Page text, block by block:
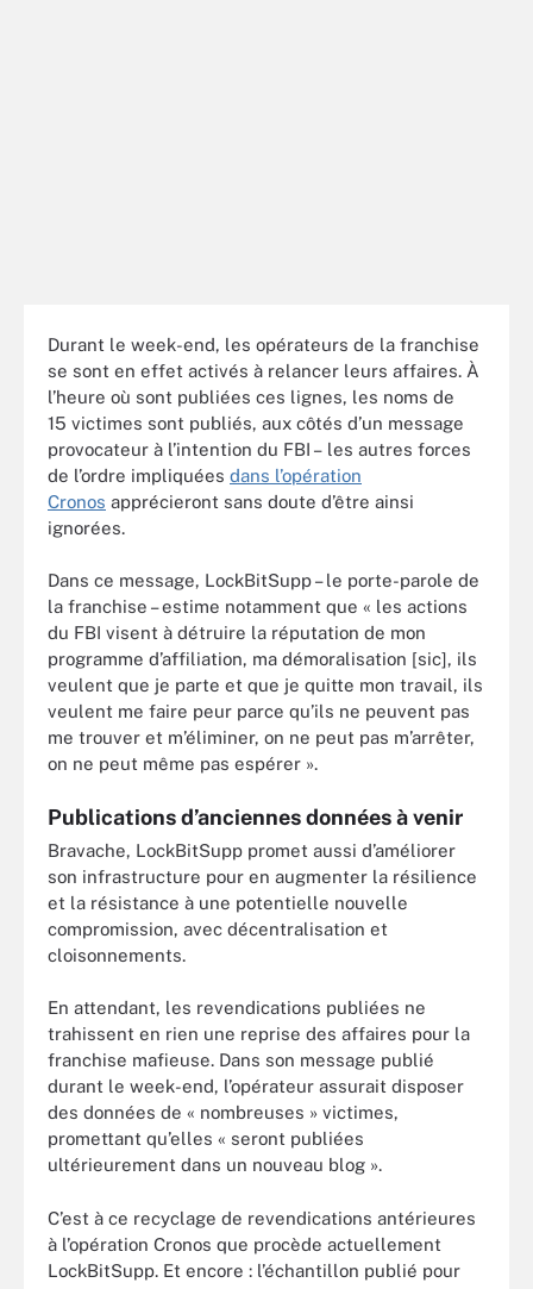
Durant le week-end, les opérateurs de la franchise
se sont en effet activés à relancer leurs affaires. À
l’heure où sont publiées ces lignes, les noms de
15 victimes sont publiés, aux côtés d’un message
provocateur à l’intention du FBI – les autres forces
de l’ordre impliquées dans l’opération
Cronos apprécieront sans doute d’être ainsi
ignorées.
Dans ce message, LockBitSupp – le porte-parole de
la franchise – estime notamment que « les actions
du FBI visent à détruire la réputation de mon
programme d’affiliation, ma démoralisation [sic], ils
veulent que je parte et que je quitte mon travail, ils
veulent me faire peur parce qu’ils ne peuvent pas
me trouver et m’éliminer, on ne peut pas m’arrêter,
on ne peut même pas espérer ».
Publications d’anciennes données à venir
Bravache, LockBitSupp promet aussi d’améliorer
son infrastructure pour en augmenter la résilience
et la résistance à une potentielle nouvelle
compromission, avec décentralisation et
cloisonnements.
En attendant, les revendications publiées ne
trahissent en rien une reprise des affaires pour la
franchise mafieuse. Dans son message publié
durant le week-end, l’opérateur assurait disposer
des données de « nombreuses » victimes,
promettant qu’elles « seront publiées
ultérieurement dans un nouveau blog ».
C’est à ce recyclage de revendications antérieures
à l’opération Cronos que procède actuellement
LockBitSupp. Et encore : l’échantillon publié pour